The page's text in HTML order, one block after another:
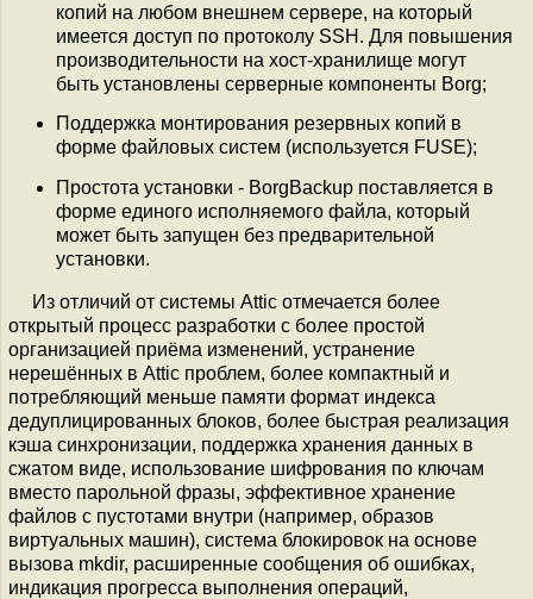
копий на любом внешнем сервере, на который
имеется доступ по протоколу SSH. Для повышения
производительности на хост-хранилище могут
быть установлены серверные компоненты Borg;
Поддержка монтирования резервных копий в
форме файловых систем (используется FUSE);
Простота установки - BorgBackup поставляется в
форме единого исполняемого файла, который
может быть запущен без предварительной
установки.
Из отличий от системы Attic отмечается более
открытый процесс разработки с более простой
организацией приёма изменений, устранение
нерешённых в Attic проблем, более компактный и
потребляющий меньше памяти формат индекса
дедуплицированных блоков, более быстрая реализация
кэша синхронизации, поддержка хранения данных в
сжатом виде, использование шифрования по ключам
вместо парольной фразы, эффективное хранение
файлов с пустотами внутри (например, образов
виртуальных машин), система блокировок на основе
вызова mkdir, расширенные сообщения об ошибках,
индикация прогресса выполнения операций,